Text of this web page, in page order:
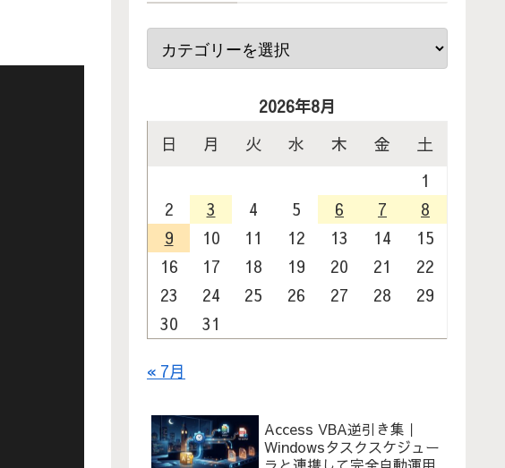
2026年8月
日
月 火 水 木 金
土
1
2
3 4 5 6 7
8
9
10 11 12 13 14
15
16
17 18 19 20 21
22
23
24 25 26 27 28
29
30
31
« 7月
Access VBA逆引き集｜
Windowsタスクスケジュー